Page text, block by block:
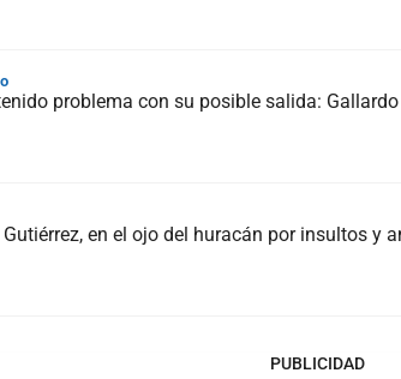
problema con su posible salida:
en el ojo del huracán por insultos y
PUBLICIDAD